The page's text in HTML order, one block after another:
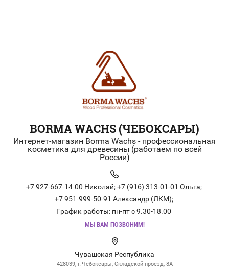
BORMA WACHS (ЧЕБОКСАРЫ)
Интернет-магазин Borma Wachs - профессиональная
косметика для древесины (работаем по всей
России)
+7 927-667-14-00 Николай; +7 (916) 313-01-01 Ольга;
+7 951-999-50-91 Александр (ЛКМ);
График работы: пн-пт с 9.30-18.00
МЫ ВАМ ПОЗВОНИМ!
Чувашская Республика
428039, г.Чебоксары, Складской проезд, 8А